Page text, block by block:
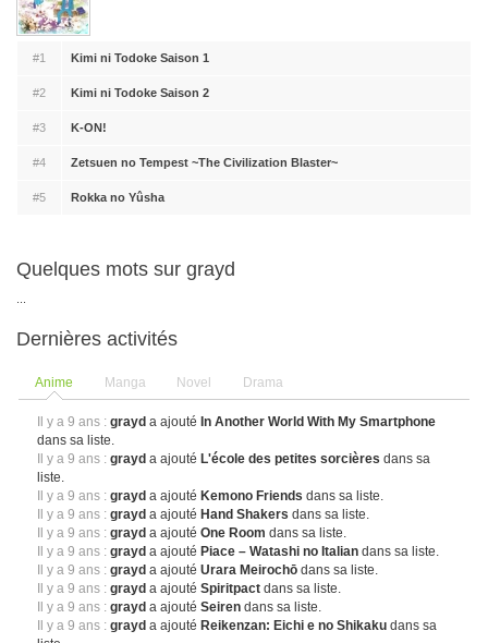
#1 Kimi ni Todoke Saison 1
#2 Kimi ni Todoke Saison 2
#3 K-ON!
#4 Zetsuen no Tempest ~The Civilization Blaster~
#5 Rokka no Yûsha
Quelques mots sur grayd
Dernières activités
Anime Manga Novel Drama
Il y a 9 ans : grayd a ajouté In Another World With My Smartphone
dans sa liste.
Il y a 9 ans : grayd a ajouté L'école des petites sorcières dans sa
liste.
Il y a 9 ans : grayd a ajouté Kemono Friends dans sa liste.
Il y a 9 ans : grayd a ajouté Hand Shakers dans sa liste.
Il y a 9 ans : grayd a ajoutéOne Room dans sa liste.
Il y a 9 ans : grayd a ajouté Piace – Watashi no Italian dans sa liste.
Il y a 9 ans : grayd a ajoutéUrara Meirochō dans sa liste.
Il y a 9 ans : grayd a ajoutéSpiritpact dans sa liste.
Il y a 9 ans : grayd a ajoutéSeiren dans sa liste.
Il y a 9 ans : grayd a ajouté Reikenzan: Eichi e no Shikaku dans sa